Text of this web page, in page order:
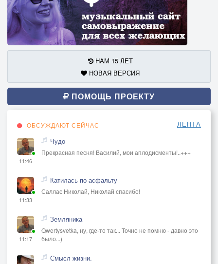
НАМ 15 ЛЕТ
НОВАЯ ВЕРСИЯ
ПОМОЩЬ ПРОЕКТУ
ОБСУЖДАЮТ СЕЙЧАС ЛЕНТА
11:46
Чудо
Прекрасная песня! Василий, мои аплодисменты!..+++
11:33
Катилась по асфальту
Саллас Николай, Николай спасибо!
11:17
Земляника
Qwertysvetka, ну, где-то так... Точно не помню - давно это
было...)
Смысл жизни.